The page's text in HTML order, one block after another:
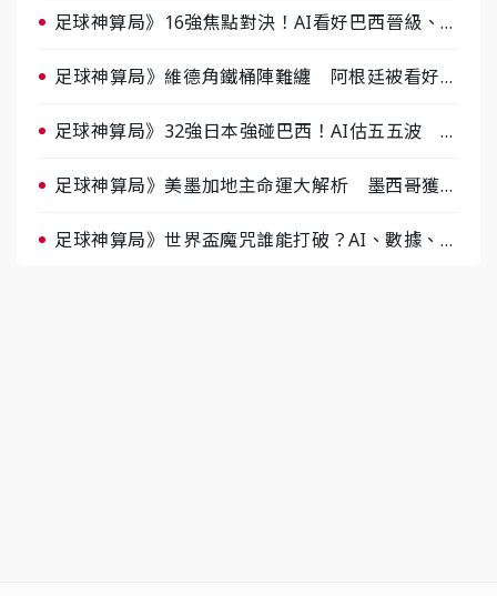
足球神算局》16強焦點對決！AI看好巴西晉級、數
足球神算局》維德角鐵桶陣難纏 阿根廷被看好下
足球神算局》32強日本強碰巴西！AI估五五波 牛
足球神算局》美墨加地主命運大解析 墨西哥獲數
足球神算局》世界盃魔咒誰能打破？AI、數據、塔